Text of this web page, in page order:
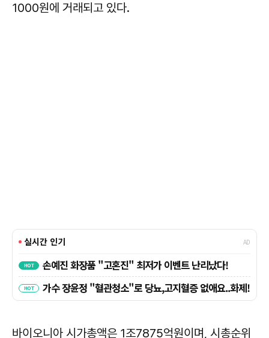
1000원에 거래되고 있다.
바이오니아 시가총액은 1조7875억원이며, 시총순위